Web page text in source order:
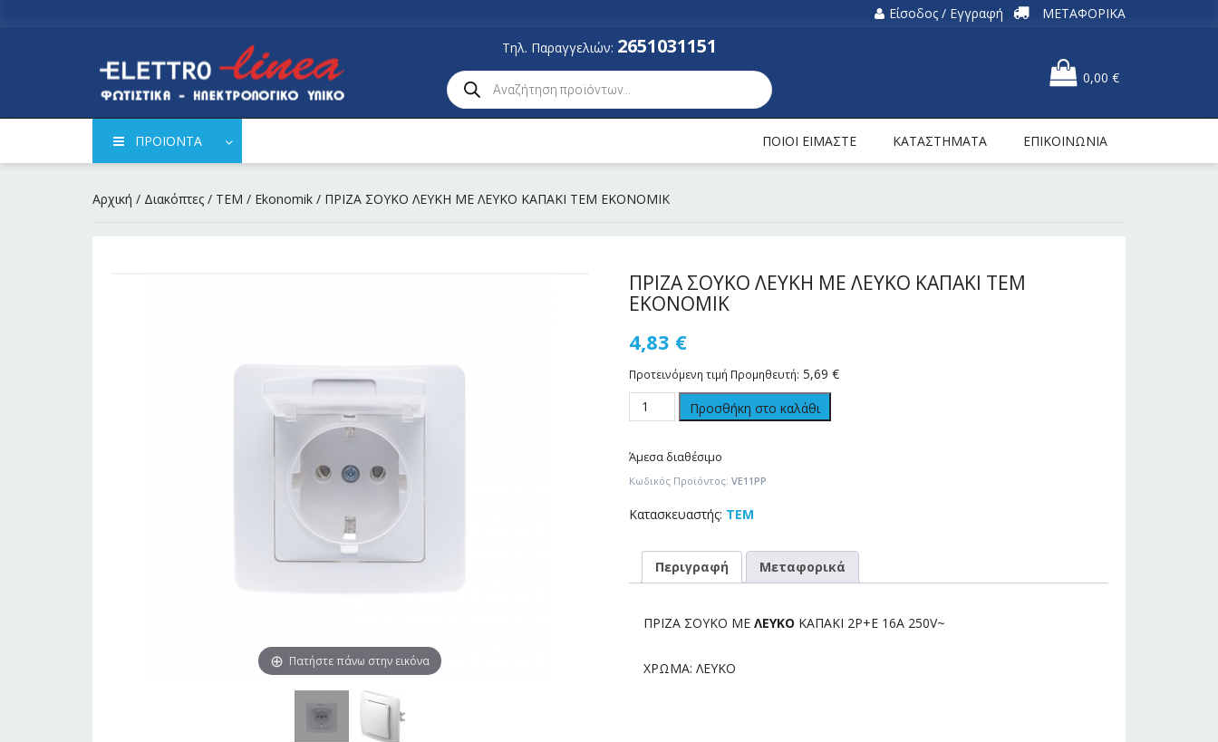
Είσοδος / Εγγραφή
ΜΕΤΑΦΟΡΙΚΑ
Τηλ. Παραγγελιών: 2651031151
0,00 €
ΠΡΟΪΟΝΤΑ ΠΟΙΟΙ ΕΙΜΑΣΤΕ ΚΑΤΑΣΤΗΜΑΤΑ ΕΠΙΚΟΙΝΩΝΙΑ
Αρχική / Διακόπτες / TEM / Ekonomik / ΠΡΙΖΑ ΣΟΥΚΟ ΛΕΥKH ME ΛΕΥΚΟ ΚΑΠΑΚΙ ΤΕΜ ΕΚΟΝΟΜΙΚ
Πατήστε πάνω στην εικόνα
ΠΡΙΖΑ ΣΟΥΚΟ ΛΕΥKH ME ΛΕΥΚΟ ΚΑΠΑΚΙ ΤΕΜ
ΕΚΟΝΟΜΙΚ
4,83 €
Προτεινόμενη τιμή Προμηθευτή: 5,69 €
Προσθήκη στο καλάθι
Άμεσα διαθέσιμο
Κωδικός Προϊόντος: VE11PP
Κατασκευαστής: TEM
Περιγραφή Μεταφορικά
ΠΡΙΖΑ ΣΟΥΚΟ ΜΕ ΛΕΥΚΟ ΚΑΠΑΚΙ 2P+E 16A 250V~
ΧΡΩΜΑ: ΛΕΥΚΟ